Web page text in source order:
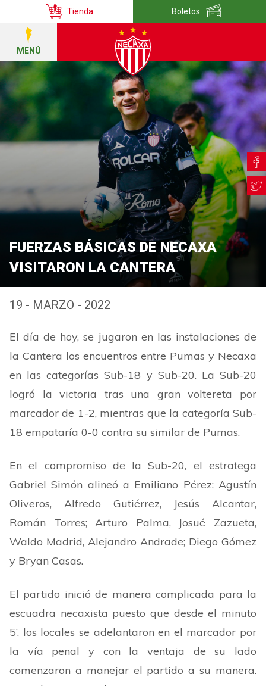
Tienda Boletos
MENÚ
FUERZAS BÁSICAS DE NECAXA
VISITARON LA CANTERA
19 - MARZO - 2022
El día de hoy, se jugaron en las instalaciones de
la Cantera los encuentros entre Pumas y Necaxa
en las categorías Sub-18 y Sub-20. La Sub-20
logró la victoria tras una gran voltereta por
marcador de 1-2, mientras que la categoría Sub-
18 empataría 0-0 contra su similar de Pumas.
En el compromiso de la Sub-20, el estratega
Gabriel Simón alineó a Emiliano Pérez; Agustín
Oliveros, Alfredo Gutiérrez, Jesús Alcantar,
Román Torres; Arturo Palma, Josué Zazueta,
Waldo Madrid, Alejandro Andrade; Diego Gómez
y Bryan Casas.
El partido inició de manera complicada para la
escuadra necaxista puesto que desde el minuto
5’, los locales se adelantaron en el marcador por
la vía penal y con la ventaja de su lado
comenzaron a manejar el partido a su manera.